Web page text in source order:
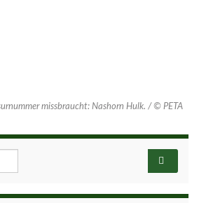
missbraucht: Nashorn Hulk. / © PETA